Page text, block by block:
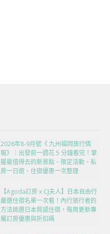
2026年8-9月號《 九州福岡旅行情
報》｜出發前一週花 5 分鐘看完！掌
握最值得去的新景點、限定活動、私
房一日遊、住宿優惠一次整理
【Agoda訂房 x CJ夫人】日本自由行
嚴選住宿名單一次看！內行旅行者的
方法挑選日本質感住宿，每周更新專
屬訂房優惠與折扣碼